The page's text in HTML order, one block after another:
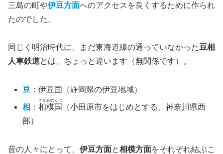
三島の町や伊豆方面へのアクセスを良くするために作られ
たのでした。
同じく明治時代に、まだ東海道線の通っていなかった豆相
人車鉄道とは、ちょっと違います（無関係です）。
豆 ：伊豆国（静岡県の伊豆地域）
相 ：相模国
さがみのくに
（小田原市をはじめとする、神奈川県西
部）
昔の人々にとって、 伊豆方面と相模方面をそれぞれ結ぶこ